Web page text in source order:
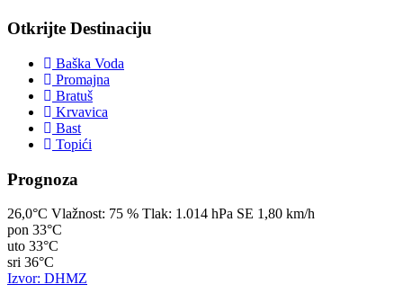
Otkrijte Destinaciju
Baška Voda
Promajna
Bratuš
Krvavica
Bast
Topići
Prognoza
26,0°C Vlažnost: 75 % Tlak: 1.014 hPa SE 1,80 km/h
pon 33°C
uto 33°C
sri 36°C
Izvor: DHMZ